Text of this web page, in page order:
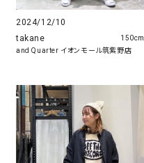
2024/12/10
takane
and Quarter イオンモール筑紫野店
150cm